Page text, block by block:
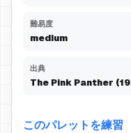
難易度
medium
出典
The Pink Panther
このパレットを練習